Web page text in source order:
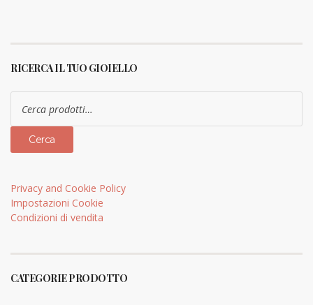
RICERCA IL TUO GIOIELLO
Cerca:
Cerca
Privacy and Cookie Policy
Impostazioni Cookie
Condizioni di vendita
CATEGORIE PRODOTTO